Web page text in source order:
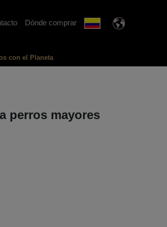
Dónde comprar
con el Planeta
perros mayores